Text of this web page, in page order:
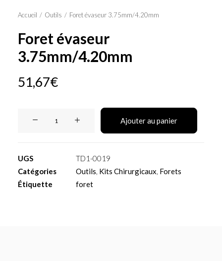
Accueil Outils Foret évaseur 3.75mm/4.20mm
Foret évaseur
3.75mm/4.20mm
51,67€
Ajouter au panier
UGS
TD1-0019
Catégories
Outils, Kits Chirurgicaux, Forets
Étiquette
foret